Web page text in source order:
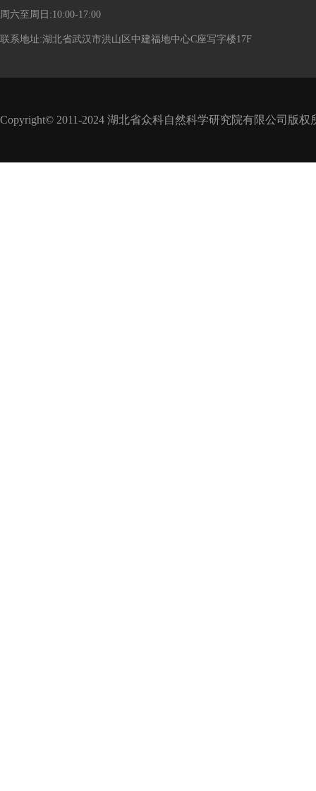
周六至周日:10:00-17:00
联系地址:湖北省武汉市洪山区中建福地中心C座写字楼17F
Copyright© 2011-2024 湖北省众科自然科学研究院有限公司版权